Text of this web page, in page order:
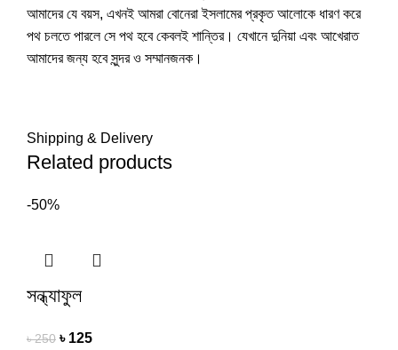
আমাদের যে বয়স, এখনই আমরা বোনেরা ইসলামের প্রকৃত আলোকে ধারণ করে
পথ চলতে পারলে সে পথ হবে কেবলই শান্তির। যেখানে দুনিয়া এবং আখেরাত
আমাদের জন্য হবে সুন্দর ও সম্মানজনক।
Shipping & Delivery
Related products
-50%
সন্ধ্যাফুল
৳250 ৳ 125